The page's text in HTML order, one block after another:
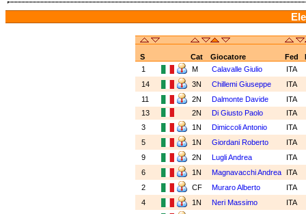
S Cat Giocatore Fed
1
M Calavalle Giulio
ITA
14
3N Chillemi Giuseppe
ITA
11
2N Dalmonte Davide
ITA
13
2N Di Giusto Paolo
ITA
3
1N Dimiccoli Antonio
ITA
5
1N Giordani Roberto
ITA
9
2N Lugli Andrea
ITA
6
1N Magnavacchi Andrea
ITA
2
CF Muraro Alberto
ITA
4
1N Neri Massimo
ITA